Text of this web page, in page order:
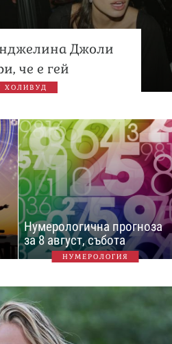
Джоли
че е гей
ХОЛИВУД
Нумерологична прогноза
за 8 август, събота
НУМЕРОЛОГИЯ